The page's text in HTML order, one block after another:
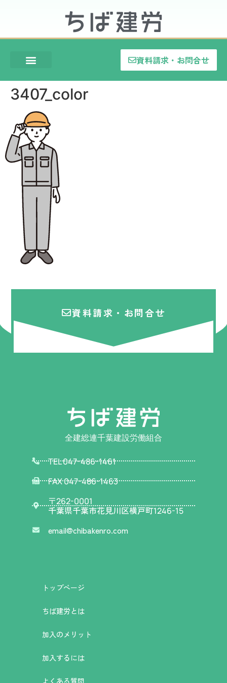
資料請求・お問合せ
3407_color
資料請求・お問合せ
全建総連千葉建設労働組合
TEL 047-486-1461
FAX 047-486-1463
〒262-0001
千葉県千葉市花見川区横戸町1246-15
email@chibakenro.com
トップページ
ちば建労とは
加入のメリット
加入するには
よくある質問